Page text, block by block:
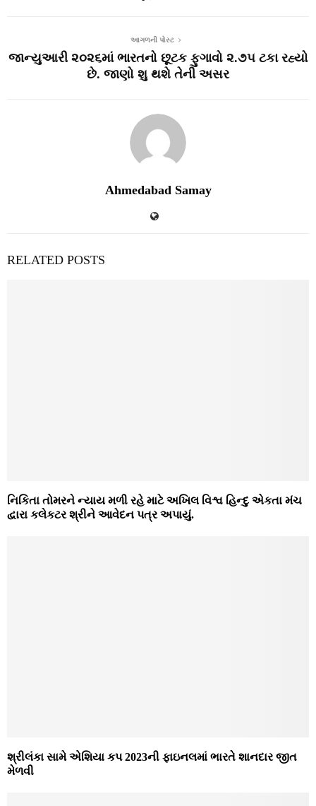
આગળની પોસ્ટ
જાન્યુઆરી ૨૦૨૬માં ભારતનો છૂટક ફુગાવો ૨.૭૫ ટકા રહ્યો
છે. જાણો શુ થશે તેની અસર
Ahmedabad Samay
RELATED POSTS
નિકિતા તોમરને ન્યાય મળી રહે માટે અખિલ વિશ્વ હિન્દુ એકતા મંચ
દ્વારા કલેકટર શ્રીને આવેદન પત્ર અપાયું.
શ્રીલંકા સામે એશિયા કપ 2023ની ફાઇનલમાં ભારતે શાનદાર જીત
મેળવી